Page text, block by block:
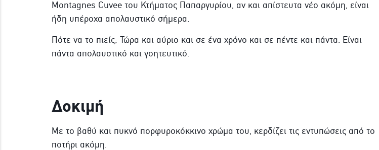
Montagnes Cuvee του Κτήματος Παπαργυρίου, αν και απίστευτα νέο ακόμη, είναι
ήδη υπέροχα απολαυστικό σήμερα.
Πότε να το πιείς; Τώρα και αύριο και σε ένα χρόνο και σε πέντε και πάντα. Είναι
πάντα απολαυστικό και γοητευτικό.
Δοκιμή
Με το βαθύ και πυκνό πορφυροκόκκινο χρώμα του, κερδίζει τις εντυπώσεις από το
ποτήρι ακόμη.